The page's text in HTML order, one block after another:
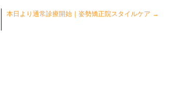
本日より通常診療開始｜姿勢矯正院スタイルケア →